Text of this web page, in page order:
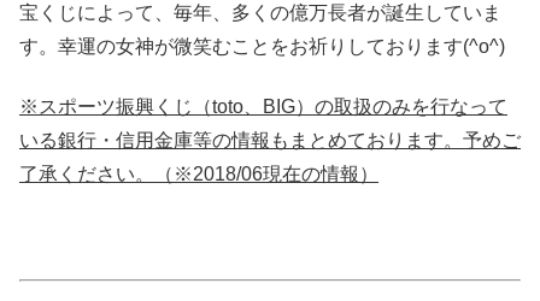
宝くじによって、毎年、多くの億万長者が誕生していま
す。幸運の女神が微笑むことをお祈りしております(^o^)
※スポーツ振興くじ（toto、BIG）の取扱のみを行なって
いる銀行・信用金庫等の情報もまとめております。予めご
了承ください。（※2018/06現在の情報）